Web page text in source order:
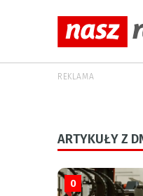
REKLAMA
ARTYKUŁY Z
0